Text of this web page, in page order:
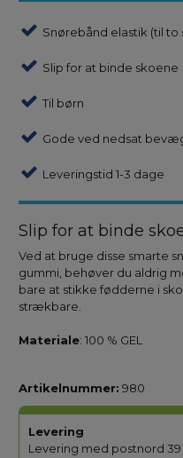
Snørebånd elastik (til to
Slip for at binde skoene
Til børn
Gode ved nedsat
Leveringstid 1-3 dage
Slip for at binde
Ved at bruge disse smarte
gummi, behøver du aldrig
bare at stikke fødderne i
strækbare.
Materiale: 100 % GEL
Artikelnummer: 980
Levering
Levering med postnord 39